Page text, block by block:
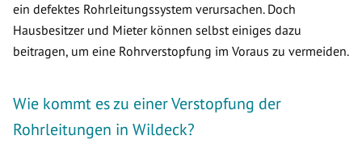
ein defektes Rohrleitungssystem verursachen. Doch
Hausbesitzer und Mieter können selbst einiges dazu
beitragen, um eine Rohrverstopfung im Voraus zu vermeiden.
Wie kommt es zu einer Verstopfung der
Rohrleitungen in Wildeck?